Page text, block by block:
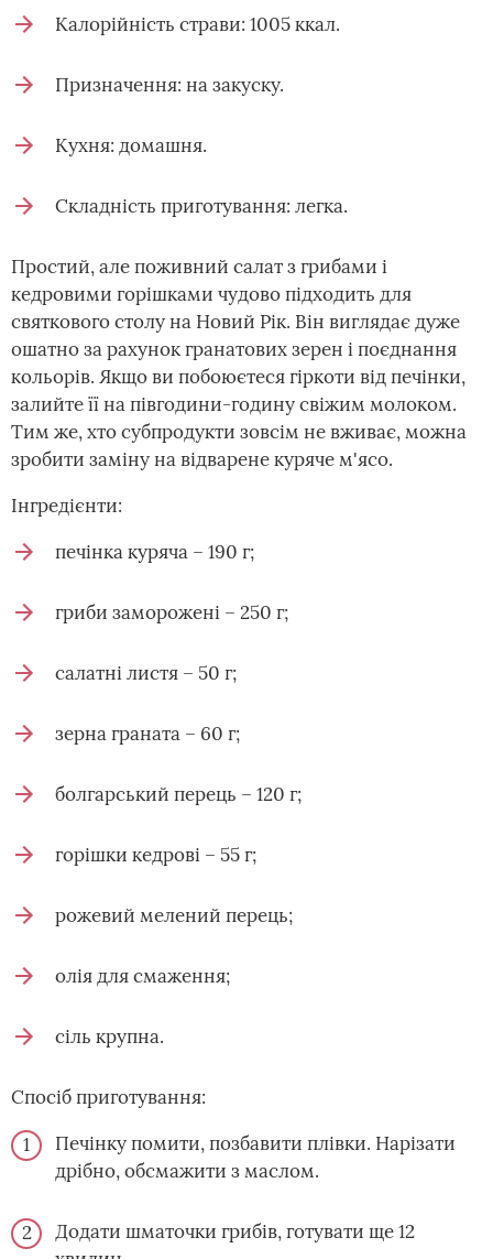
Калорійність страви: 1005 ккал.
Призначення: на закуску.
Кухня: домашня.
Складність приготування: легка.
Простий, але поживний салат з грибами і
кедровими горішками чудово підходить для
святкового столу на Новий Рік. Він виглядає дуже
ошатно за рахунок гранатових зерен і поєднання
кольорів. Якщо ви побоюєтеся гіркоти від печінки,
залийте її на півгодини-годину свіжим молоком.
Тим же, хто субпродукти зовсім не вживає, можна
зробити заміну на відварене куряче м'ясо.
Інгредієнти:
печінка куряча – 190 г;
гриби заморожені – 250 г;
салатні листя – 50 г;
зерна граната – 60 г;
болгарський перець – 120 г;
горішки кедрові – 55 г;
рожевий мелений перець;
олія для смаження;
сіль крупна.
Спосіб приготування:
Печінку помити, позбавити плівки. Нарізати
дрібно, обсмажити з маслом.
Додати шматочки грибів, готувати ще 12